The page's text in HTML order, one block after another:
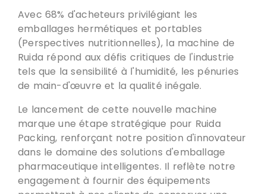
Avec 68% d'acheteurs privilégiant les
emballages hermétiques et portables
(Perspectives nutritionnelles), la machine de
Ruida répond aux défis critiques de l'industrie
tels que la sensibilité à l'humidité, les pénuries
de main-d'œuvre et la qualité inégale.
Le lancement de cette nouvelle machine
marque une étape stratégique pour Ruida
Packing, renforçant notre position d'innovateur
dans le domaine des solutions d'emballage
pharmaceutique intelligentes. Il reflète notre
engagement à fournir des équipements